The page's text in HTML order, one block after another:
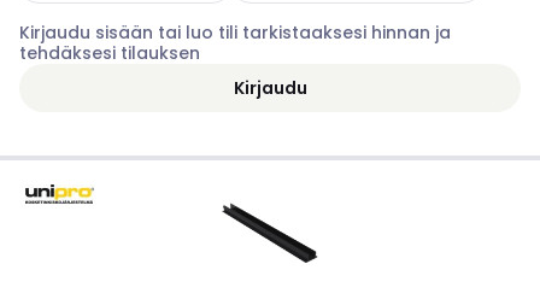
Kirjaudu sisään tai luo tili tarkistaaksesi hinnan ja
tehdäksesi tilauksen
Kirjaudu